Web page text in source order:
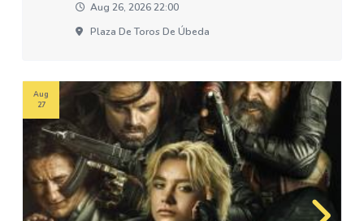
Aug 26, 2026 22:00
Plaza De Toros De Úbeda
Aug
27